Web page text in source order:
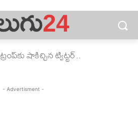
ట్రంప్‌కు షాకిచ్చిన ట్విట్టర్‌..
- Advertisment -